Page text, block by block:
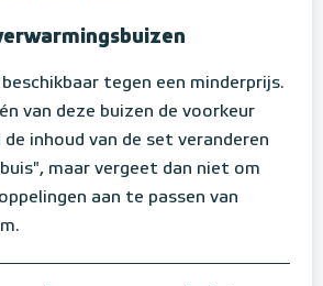
tegen een minderprijs.
van deze buizen de voorkeur
inhoud van de set veranderen
maar vergeet dan niet om
aan te passen van